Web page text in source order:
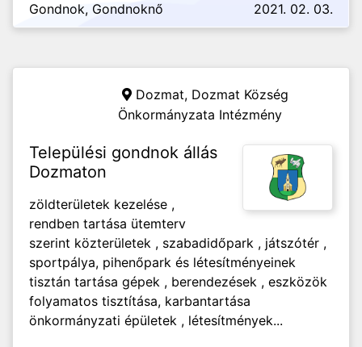
Gondnok, Gondnoknő
2021. 02. 03.
Dozmat, Dozmat Község
Önkormányzata Intézmény
Települési gondnok állás
Dozmaton
zöldterületek kezelése ,
rendben tartása ütemterv
szerint közterületek , szabadidőpark , játszótér ,
sportpálya, pihenőpark és létesítményeinek
tisztán tartása gépek , berendezések , eszközök
folyamatos tisztítása, karbantartása
önkormányzati épületek , létesítmények...